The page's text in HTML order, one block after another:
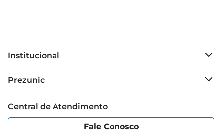
Institucional
Grupo Cencosud
Política de Privacidade
Portal do fornecedor
Prezunic
Código de Ética
Central de Atendimento
Fale Conosco